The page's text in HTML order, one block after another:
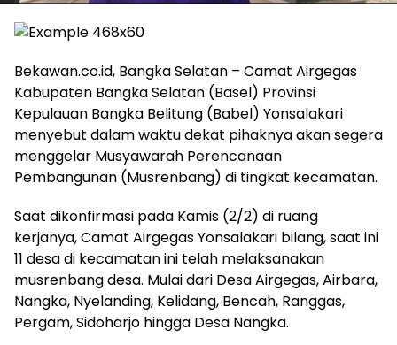
Bekawan.co.id, Bangka Selatan – Camat Airgegas
Kabupaten Bangka Selatan (Basel) Provinsi
Kepulauan Bangka Belitung (Babel) Yonsalakari
menyebut dalam waktu dekat pihaknya akan segera
menggelar Musyawarah Perencanaan
Pembangunan (Musrenbang) di tingkat kecamatan.
Saat dikonfirmasi pada Kamis (2/2) di ruang
kerjanya, Camat Airgegas Yonsalakari bilang, saat ini
11 desa di kecamatan ini telah melaksanakan
musrenbang desa. Mulai dari Desa Airgegas, Airbara,
Nangka, Nyelanding, Kelidang, Bencah, Ranggas,
Pergam, Sidoharjo hingga Desa Nangka.